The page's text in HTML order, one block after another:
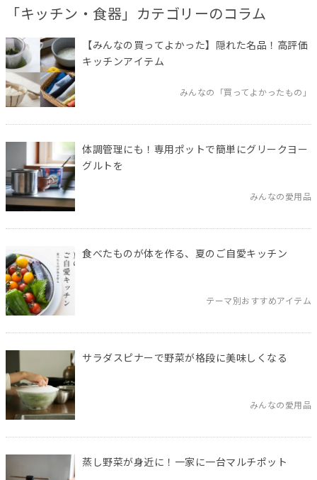
「キッチン・食器」カテゴリーのコラム
【みんなの買ってよかった】隠れた名品！高評価
キッチンアイテム
みんなの「買ってよかったもの」
体調管理にも！専用ポットで簡単にグリークヨー
グルトを
みんなの愛用品
食べたものが体を作る、夏のご自愛キッチン
テーマ別おすすめアイテム
サラダスピナーで野菜が格段に美味しくなる
みんなの愛用品
蒸し野菜が身近に！一家に一台マルチポット